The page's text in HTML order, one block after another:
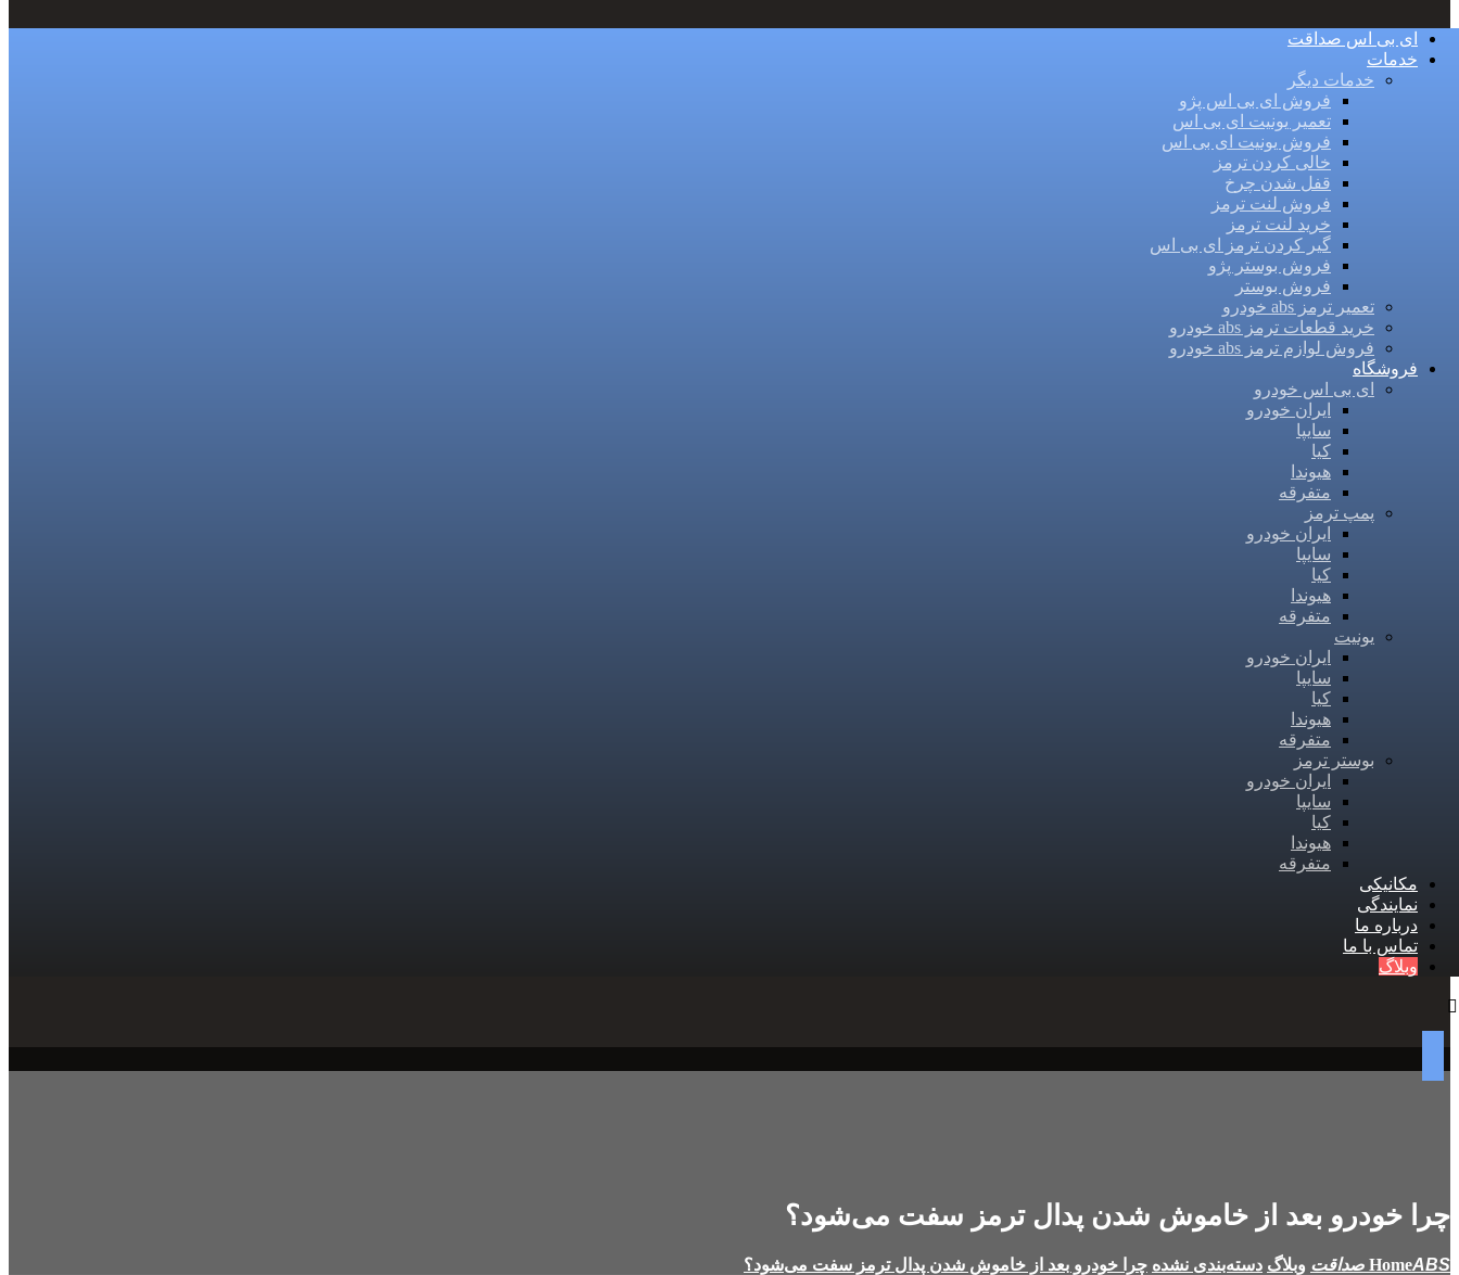
ای بی اس صداقت
خدمات
خدمات دیگر
فروش ای بی اس پژو
تعمیر یونیت ای بی اس
فروش یونیت ای بی اس
خالی کردن ترمز
قفل شدن چرخ
فروش لنت ترمز
خرید لنت ترمز
گیر کردن ترمز ای بی اس
فروش بوستر پژو
فروش بوستر
تعمیر ترمز abs خودرو
خرید قطعات ترمز abs خودرو
فروش لوازم ترمز abs خودرو
فروشگاه
ای بی اس خودرو
ایران خودرو
سایپا
کیا
هیوندا
متفرقه
پمپ ترمز
ایران خودرو
سایپا
کیا
هیوندا
متفرقه
یونیت
ایران خودرو
سایپا
کیا
هیوندا
متفرقه
بوستر ترمز
ایران خودرو
سایپا
کیا
هیوندا
متفرقه
مکانیکی
نمایندگی
درباره ما
تماس با ما
وبلاگ
چرا خودرو بعد از خاموش شدن پدال ترمز سفت می‌شود؟
Home وبلاگ دسته‌بندی نشده چرا خودرو بعد از خاموش شدن پدال ترمز سفت می‌شود؟